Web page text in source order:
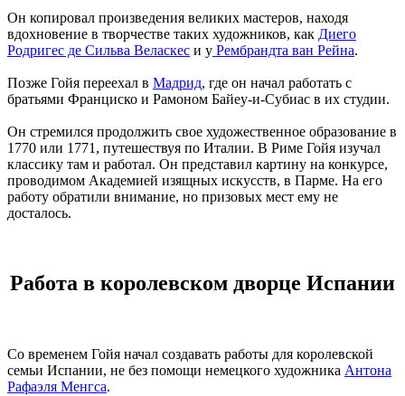
Он копировал произведения великих мастеров, находя
вдохновение в творчестве таких художников, как Диего
Родригес де Сильва Веласкес и у Рембрандта ван Рейна.
Позже Гойя переехал в Мадрид, где он начал работать с
братьями Франциско и Рамоном Байеу-и-Субиас в их студии.
Он стремился продолжить свое художественное образование в
1770 или 1771, путешествуя по Италии. В Риме Гойя изучал
классику там и работал. Он представил картину на конкурсе,
проводимом Академией изящных искусств, в Парме. На его
работу обратили внимание, но призовых мест ему не
досталось.
Работа в королевском дворце Испании
Со временем Гойя начал создавать работы для королевской
семьи Испании, не без помощи немецкого художника Антона
Рафаэля Менгса.